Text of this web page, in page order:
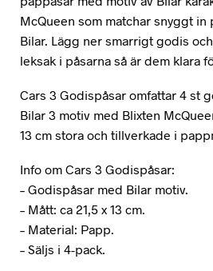
McQueen som matchar snyggt in
Bilar. Lägg ner smarrigt godis
leksak i påsarna så är dem klara
Cars 3 Godispåsar omfattar 4 st
Bilar 3 motiv med Blixten
13 cm stora och tillverkade i
Info om Cars 3 Godispåsar:
– Godispåsar med Bilar motiv.
– Mått: ca 21,5 x 13 cm.
– Material: Papp.
– Säljs i 4-pack.